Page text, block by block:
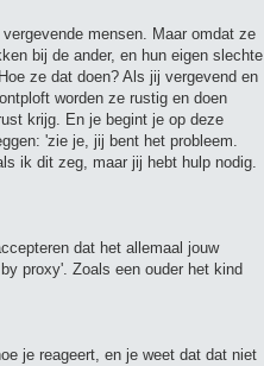
mensen. Maar omdat ze
bij de ander, en hun eigen slechte
ze dat doen? Als jij vergevend en
worden ze rustig en doen
krijg. En je begint je op deze
'zie je, jij bent het probleem.
ik dit zeg, maar jij hebt hulp nodig.
dat het allemaal jouw
proxy'. Zoals een ouder het kind
je reageert, en je weet dat dat niet